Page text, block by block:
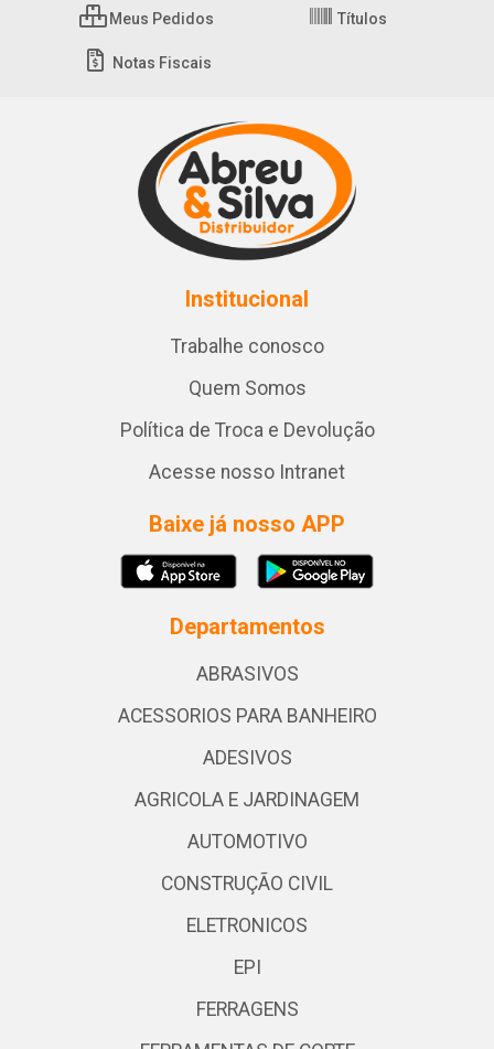
Meus Pedidos Títulos
Notas Fiscais
Institucional
Trabalhe conosco
Quem Somos
Política de Troca e Devolução
Acesse nosso Intranet
Baixe já nosso APP
Departamentos
ABRASIVOS
ACESSORIOS PARA BANHEIRO
ADESIVOS
AGRICOLA E JARDINAGEM
AUTOMOTIVO
CONSTRUÇÃO CIVIL
ELETRONICOS
EPI
FERRAGENS